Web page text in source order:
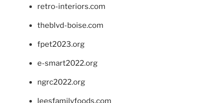
retro-interiors.com
theblvd-boise.com
fpet2023.org
e-smart2022.org
ngrc2022.org
leesfamilyfoods.com